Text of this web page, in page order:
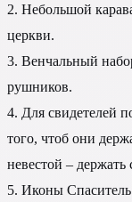
2. Небольшой
церкви.
3. Венчальный
рушников.
4. Для свидетелей
того, чтоб они
невестой – держать
5. Иконы